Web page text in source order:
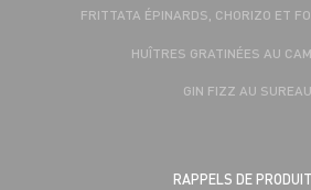
FRITTATA ÉPINARDS, CHORIZO ET
HUÎTRES GRATINÉES AU
GIN FIZZ AU SUREAU
RAPPELS DE